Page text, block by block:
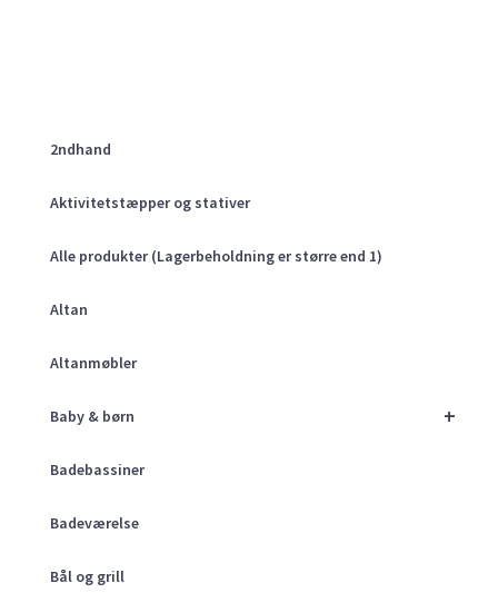
2ndhand
Aktivitetstæpper og stativer
Alle produkter (Lagerbeholdning er større end 1)
Altan
Altanmøbler
+
Baby & børn
Badebassiner
Badeværelse
Bål og grill